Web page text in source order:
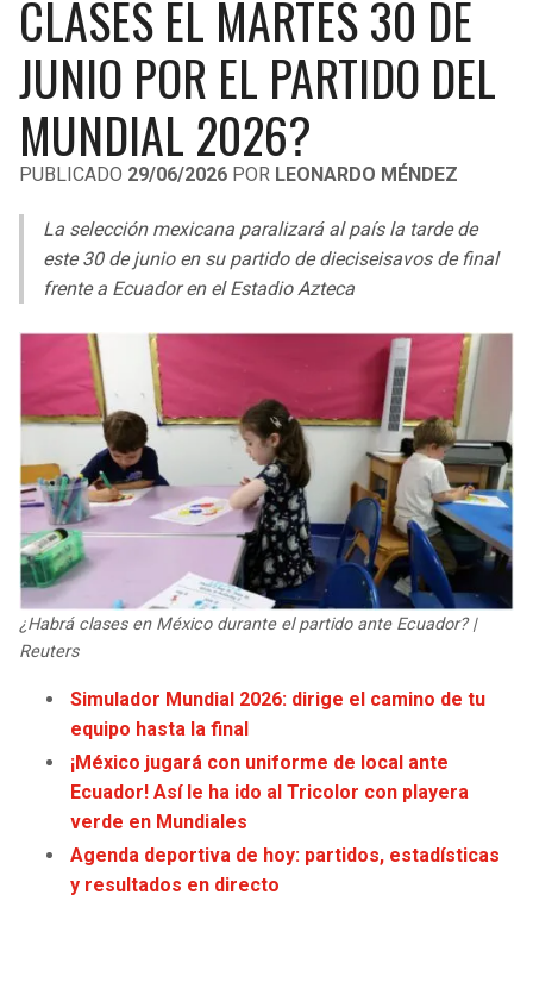
LIGA DE EXPANSIÓN MX
LEAGUES CUP
UEFA EUROPA LEAGUE
UEFA CONFERENCE LEAGUE
MLS
COPA LIBERTADORES
COPA SUDAMERICANA
LIGA BETPLAY
OTRAS LIGAS
RAIDERS
CHARGERS
RAVENS
STEELERS
TEXANS
COLTS
JAGUARS
TITANS
GIANTS
EAGLES
COMMANDERS
CAVALIERS
PISTONS
PACERS
HORNETS
HEAT
MAGIC
WIZARDS
WARRIORS
LAKERS
SUNS
KINGS
CLASES EL MARTES 30 DE
JUNIO POR EL PARTIDO DEL
MUNDIAL 2026?
PUBLICADO 29/06/2026 POR LEONARDO MÉNDEZ
La selección mexicana paralizará al país la tarde de
este 30 de junio en su partido de dieciseisavos de final
frente a Ecuador en el Estadio Azteca
¿Habrá clases en México durante el partido ante Ecuador? |
Reuters
Simulador Mundial 2026: dirige el camino de tu
equipo hasta la final
¡México jugará con uniforme de local ante
Ecuador! Así le ha ido al Tricolor con playera
verde en Mundiales
Agenda deportiva de hoy: partidos, estadísticas
y resultados en directo